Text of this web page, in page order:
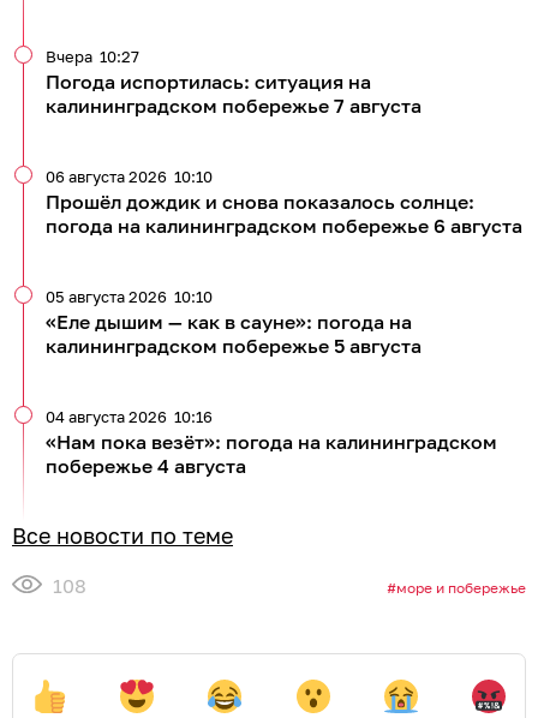
Погода испортилась: ситуация на
калининградском побережье 7 августа
Вчера 10:27
Прошёл дождик и снова показалось солнце:
погода на калининградском побережье 6 августа
06 августа 2026 10:10
«Еле дышим — как в сауне»: погода на
калининградском побережье 5 августа
05 августа 2026 10:10
«Нам пока везёт»: погода на калининградском
побережье 4 августа
04 августа 2026 10:16
Все новости по теме
108 море и побережье